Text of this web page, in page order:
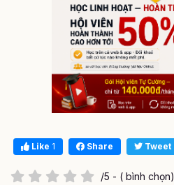
Like 1 Share Tweet
/5 - ( bình chọn)